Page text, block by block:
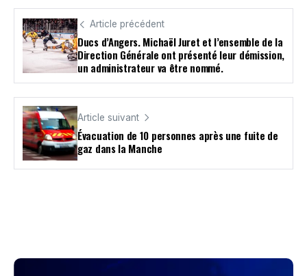
Article précédent
Ducs d’Angers. Michaël Juret et l’ensemble de la
Direction Générale ont présenté leur démission,
un administrateur va être nommé.
Article suivant
​Évacuation de 10 personnes après une fuite de
gaz dans la Manche